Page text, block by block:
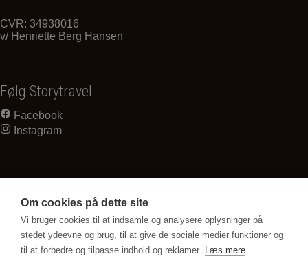
CVR: 34938016
v/ Henriette Berg Hansen
Følg Storytravel
Facebook
Instagram
Om cookies på dette site
Vi bruger cookies til at indsamle og analysere oplysninger på
stedet ydeevne og brug, til at give de sociale medier funktioner og
til at forbedre og tilpasse indhold og reklamer. Læs mere